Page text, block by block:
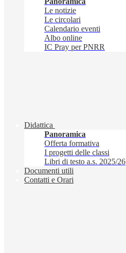
Le notizie
Le circolari
Calendario eventi
Albo online
IC Pray per PNRR
Didattica
Panoramica
Offerta formativa
I progetti delle classi
Libri di testo a.s. 2025/26
Documenti utili
Contatti e Orari